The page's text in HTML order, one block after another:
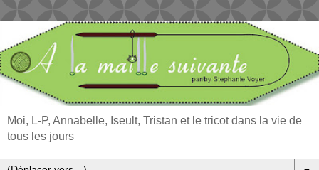
Moi, L-P, Annabelle, Iseult, Tristan et le tricot dans la vie de
tous les jours